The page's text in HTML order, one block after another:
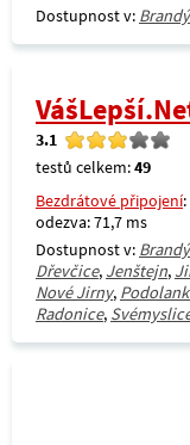
Dostupnost v:
3.1
testů celkem:49
Bezdrátové připojení
odezva: 71,7 ms
Dostupnost v:
Dřevčice, Jenštejn,
Nové Jirny,
Radonice,